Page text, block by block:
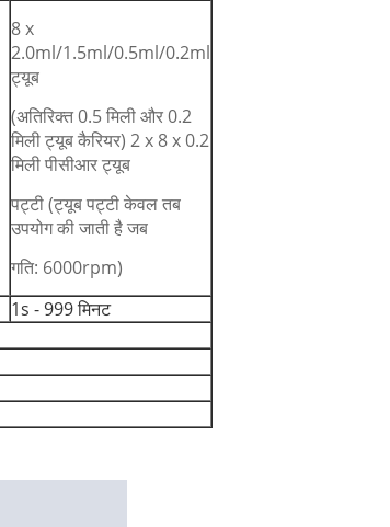
8 x
2.0ml/1.5ml/0.5ml/0.2ml
ट्यूब
(अतिरिक्त 0.5 मिली और 0.2
मिली ट्यूब कैरियर) 2 x 8 x 0.2
मिली पीसीआर ट्यूब
पट्टी (ट्यूब पट्टी केवल तब
उपयोग की जाती है जब
गति: 6000rpm)
1s - 999 मिनट